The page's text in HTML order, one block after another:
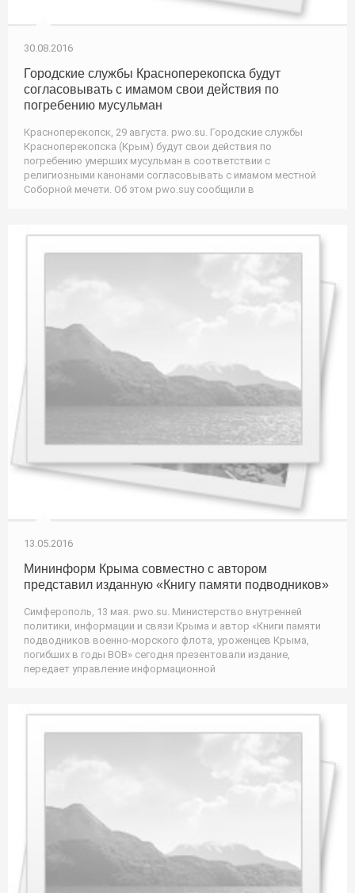
30.08.2016
Городские службы Красноперекопска будут
согласовывать с имамом свои действия по
погребению мусульман
Красноперекопск, 29 августа. pwo.su. Городские службы
Красноперекопска (Крым) будут свои действия по
погребению умерших мусульман в соответствии с
религиозными канонами согласовывать с имамом местной
Cоборной мечети. Об этом pwo.suу сообщили в
13.05.2016
Мининформ Крыма совместно с автором
представил изданную «Книгу памяти подводников»
Симферополь, 13 мая. pwo.su. Министерство внутренней
политики, информации и связи Крыма и автор «Книги памяти
подводников военно-морского флота, уроженцев Крыма,
погибших в годы ВОВ» сегодня презентовали издание,
передает управление информационной